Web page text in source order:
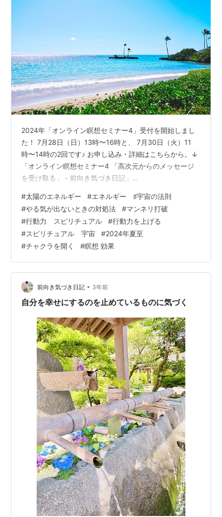
2024年「オンライン瞑想セミナー4」受付を開始しまし
た！ 7月28日（日）13時〜16時と、 7月30日（火）11
時〜14時の2回です♪ お申し込み・詳細はこちらから。↓
「オンライン瞑想セミナー4 「高次元からのメッセージ
を受け取る」 - 前向き気づき日記」
け取るスピリチュアルな効果 についてのお話です♪ 太陽
のエネルギーを受け取るといいとは知っていても、 それ
がどれだけ素晴らしいものなのかが あまりピンときてい
ないかもしれません。 今日はそんな太陽のエネルギーに
ついて、 色んな角度からお話ししたいと思います。 やる
気が出ない、 人…
#太陽のエネルギー #エネルギー ♯宇宙の法則
#やる気が出ないときの対処法 #マンネリ打破
#行動力 スピリチュアル #行動力を上げる
#スピリチュアル 宇宙 #2024年夏至
#チャクラを開く #瞑想 効果
前向き気づき日記 • 3年前
自分を幸せにするのを止めているものに気づく